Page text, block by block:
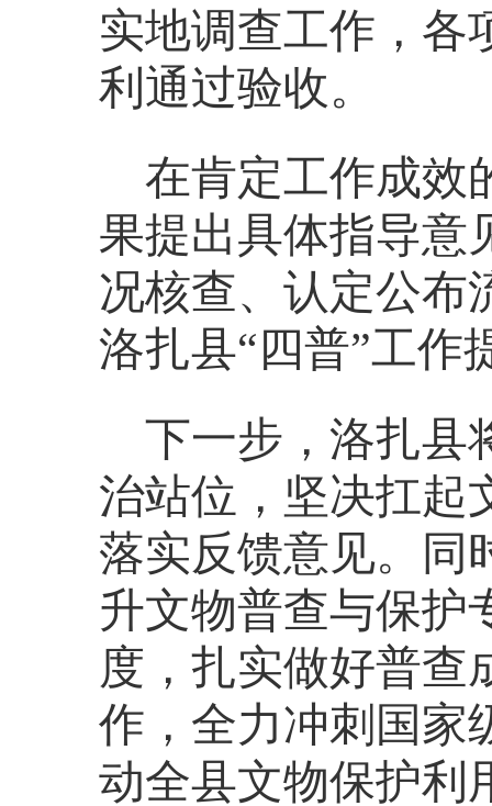
实地调查工作，各
利通过验收。
在肯定工作成效
果提出具体指导意
况核查、认定公布
洛扎县“四普”工作
下一步，洛扎县
治站位，坚决扛起
落实反馈意见。同
升文物普查与保护
度，扎实做好普查
作，全力冲刺国家
动全县文物保护利